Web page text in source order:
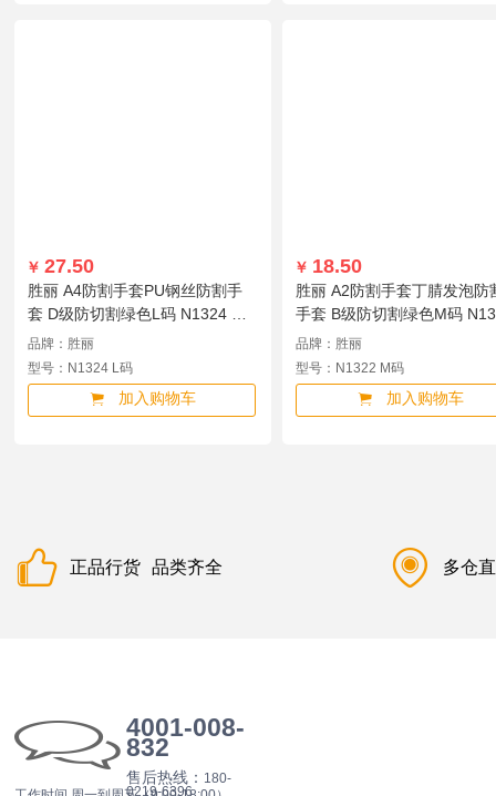
￥ 27.50
胜丽 A4防割手套PU钢丝防割手
套 D级防切割绿色L码 N1324 L
码
品牌：胜丽
型号：N1324 L码
加入购物车
￥ 18.50
胜丽 A2防割手套丁腈发泡防
手套 B级防切割绿色M码
M码
品牌：胜丽
型号：N1322 M码
加入购物车
正品行货 品类齐全 多仓
4001-008-
832
售后热线： 180-
0219-6396